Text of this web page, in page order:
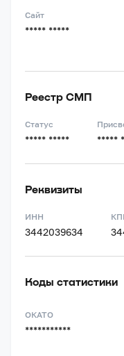
Сайт
***** *****
Реестр СМП
Статус
***** ***** *****
Реквизиты
ИНН
3442039634
Коды статистики
ОКАТО
***********